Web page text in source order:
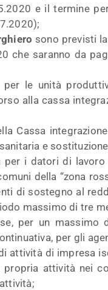
e il termine
sono previsti
che saranno da
per le unità
alla cassa
Cassa
e
per i datori di
della “zona
di sostegno al
massimo di tre
per un
per gli
attività di impresa
attività nei